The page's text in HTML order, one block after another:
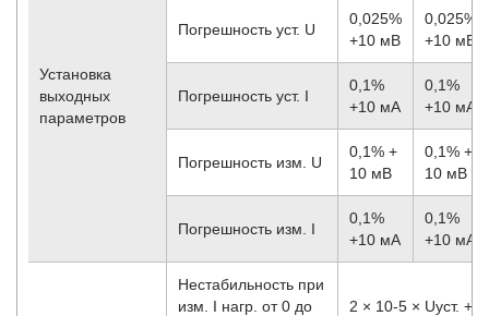
Установка
выходных
параметров
Погрешность уст. U
0,025%
+10 мВ
0,025%
+10 мВ
Погрешность уст. I
0,1%
+10 мА
0,1%
+10 мА
Погрешность изм. U
0,1% +
10 мВ
0,1% +
10 мВ
Погрешность изм. I
0,1%
+10 мА
0,1%
+10 мА
Нестабильность при
изм. I нагр. от 0 до
2 × 10-5 × Uуст. +